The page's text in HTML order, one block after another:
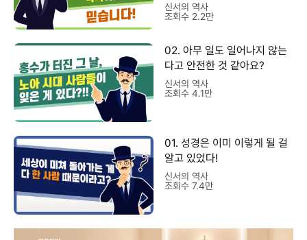
신서의 역사
조회수 2.2만
02. 아무 일도 일어나지 않는
다고 안전한 것 같아요?
신서의 역사
조회수 4.1만
01. 성경은 이미 이렇게 될 걸
알고 있었다!
신서의 역사
조회수 7.4만